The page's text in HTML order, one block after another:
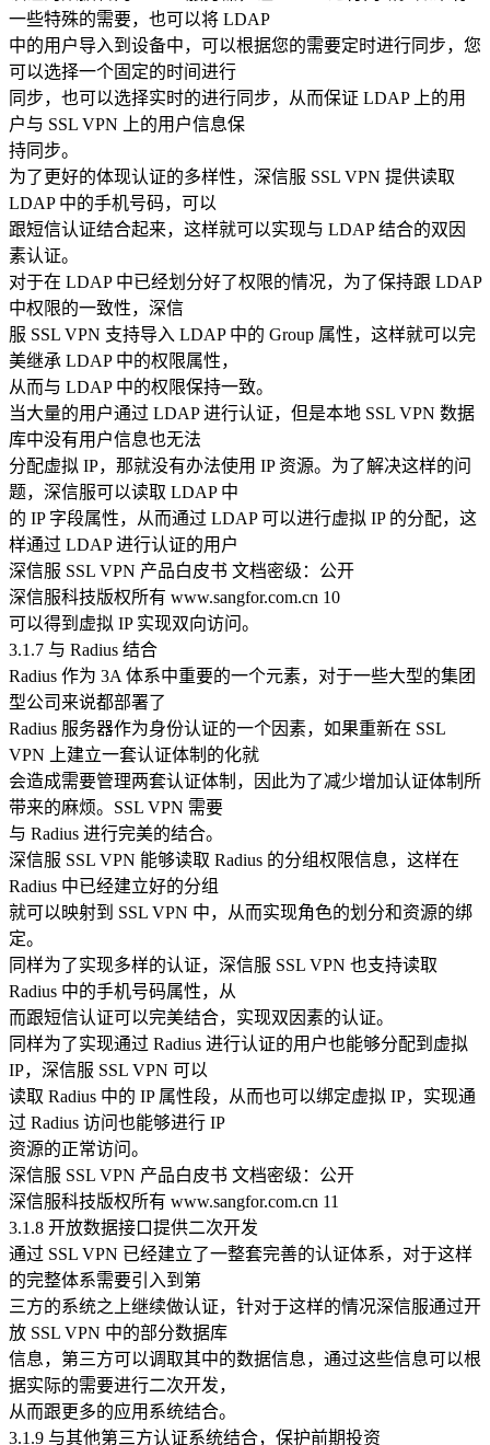
一些特殊的需要，也可以将 LDAP
中的用户导入到设备中，可以根据您的需要定时进行同步，您
可以选择一个固定的时间进行
同步，也可以选择实时的进行同步，从而保证 LDAP 上的用
户与 SSL VPN 上的用户信息保
持同步。
为了更好的体现认证的多样性，深信服 SSL VPN 提供读取
LDAP 中的手机号码，可以
跟短信认证结合起来，这样就可以实现与 LDAP 结合的双因
素认证。
对于在 LDAP 中已经划分好了权限的情况，为了保持跟 LDAP
中权限的一致性，深信
服 SSL VPN 支持导入 LDAP 中的 Group 属性，这样就可以完
美继承 LDAP 中的权限属性，
从而与 LDAP 中的权限保持一致。
当大量的用户通过 LDAP 进行认证，但是本地 SSL VPN 数据
库中没有用户信息也无法
分配虚拟 IP，那就没有办法使用 IP 资源。为了解决这样的问
题，深信服可以读取 LDAP 中
的 IP 字段属性，从而通过 LDAP 可以进行虚拟 IP 的分配，这
样通过 LDAP 进行认证的用户
深信服 SSL VPN 产品白皮书 文档密级：公开
深信服科技版权所有 www.sangfor.com.cn 10
可以得到虚拟 IP 实现双向访问。
3.1.7 与 Radius 结合
Radius 作为 3A 体系中重要的一个元素，对于一些大型的集团
型公司来说都部署了
Radius 服务器作为身份认证的一个因素，如果重新在 SSL
VPN 上建立一套认证体制的化就
会造成需要管理两套认证体制，因此为了减少增加认证体制所
带来的麻烦。SSL VPN 需要
与 Radius 进行完美的结合。
深信服 SSL VPN 能够读取 Radius 的分组权限信息，这样在
Radius 中已经建立好的分组
就可以映射到 SSL VPN 中，从而实现角色的划分和资源的绑
定。
同样为了实现多样的认证，深信服 SSL VPN 也支持读取
Radius 中的手机号码属性，从
而跟短信认证可以完美结合，实现双因素的认证。
同样为了实现通过 Radius 进行认证的用户也能够分配到虚拟
IP，深信服 SSL VPN 可以
读取 Radius 中的 IP 属性段，从而也可以绑定虚拟 IP，实现通
过 Radius 访问也能够进行 IP
资源的正常访问。
深信服 SSL VPN 产品白皮书 文档密级：公开
深信服科技版权所有 www.sangfor.com.cn 11
3.1.8 开放数据接口提供二次开发
通过 SSL VPN 已经建立了一整套完善的认证体系，对于这样
的完整体系需要引入到第
三方的系统之上继续做认证，针对于这样的情况深信服通过开
放 SSL VPN 中的部分数据库
信息，第三方可以调取其中的数据信息，通过这些信息可以根
据实际的需要进行二次开发，
从而跟更多的应用系统结合。
3.1.9 与其他第三方认证系统结合，保护前期投资